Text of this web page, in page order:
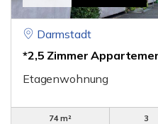
Darmstadt
*2,5 Zimmer
Etagenwohnung
74 m²
3